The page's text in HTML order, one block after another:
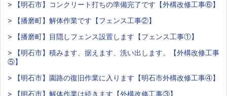
> 【明石市】コンクリート打ちの準備完了です【外構改修工事⑥】
> 【播磨町】解体作業です【フェンス工事②】
> 【播磨町】目隠しフェンス設置します【フェンス工事①】
> 【明石市】積みます、据えます、洗い出します。【外構改修工事
⑤】
> 【明石市】園路の復旧作業に入ります【明石市外構改修工事④】
> 【明石市】解体作業は続きます【外構改修工事③】